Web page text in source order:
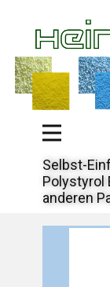
Selbst-
Polystyrol
anderen